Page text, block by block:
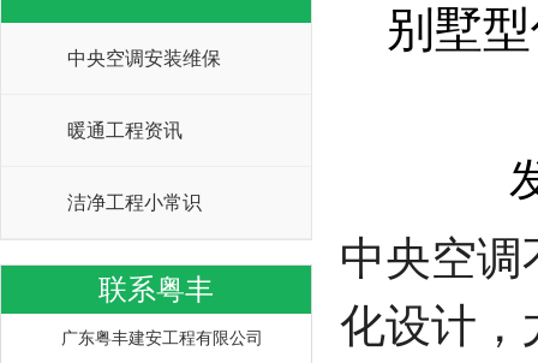
中央空调安装维保
暖通工程资讯
洁净工程小常识
联系粤丰
广东粤丰建安工程有限公司
别墅
中央空调
化设计，